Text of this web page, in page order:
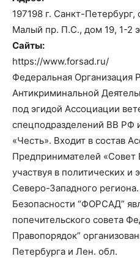
197198 г. Санкт-Петербург,
Малый пр. П.С., дом 19, 1-2
Сайты:
https://www.forsad.ru/
Федеральная Организация
Антикриминальной
под эгидой Ассоциации
спецподразделений ВВ РФ
«Честь». Входит в состав
Предпринимателей «Совет
участвуя в политических и
Северо-Западного
Безопасности “ФОРСАД”
попечительского совета
Правопорядок”
Петербурга и Лен. обл.